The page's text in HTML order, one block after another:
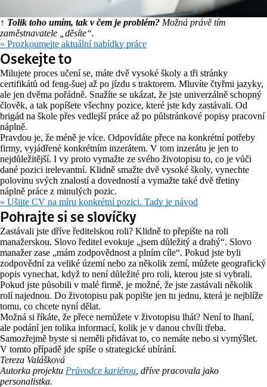
↑ Tolik toho umím, tak v čem je problém? Možná právě tím
zaměstnavatele „děsíte“.
» Prozkoumejte aktuální nabídky práce
Osekejte to
Milujete proces učení se, máte dvě vysoké školy a tři stránky
certifikátů od feng-šuej až po jízdu s traktorem. Mluvíte čtyřmi jazyky,
ale jen dvěma pořádně. Snažíte se ukázat, že jste univerzálně schopný
člověk, a tak popíšete všechny pozice, které jste kdy zastávali. Od
brigád na škole přes vedlejší práce až po půlstránkové popisy pracovní
náplně.
Pravdou je, že méně je více. Odpovídáte přece na konkrétní potřeby
firmy, vyjádřené konkrétním inzerátem. V tom inzerátu je jen to
nejdůležitější. I vy proto vymažte ze svého životopisu to, co je vůči
dané pozici irelevantní. Klidně smažte dvě vysoké školy, vynechte
polovinu svých znalostí a dovedností a vymažte také dvě třetiny
náplně práce z minulých pozic.
» Ušijte CV na míru konkrétní pozici. Tady je návod
Pohrajte si se slovíčky
Zastávali jste dříve ředitelskou roli? Klidně to přepište na roli
manažerskou. Slovo ředitel evokuje „jsem důležitý a drahý“. Slovo
manažer zase „mám zodpovědnost a plním cíle“. Pokud jste byli
zodpovědní za veliké území nebo za několik zemí, můžete geografický
popis vynechat, když to není důležité pro roli, kterou jste si vybrali.
Pokud jste působili v malé firmě, je možné, že jste zastávali několik
rolí najednou. Do životopisu pak popište jen tu jednu, která je nejblíže
tomu, co chcete nyní dělat.
Možná si říkáte, že přece nemůžete v životopisu lhát? Není to lhaní,
ale podání jen tolika informací, kolik je v danou chvíli třeba.
Samozřejmě byste si neměli přidávat to, co nemáte nebo si vymýšlet.
V tomto případě jde spíše o strategické ubírání.
Tereza Valášková
Autorka projektu Průvodce kariérou , dříve pracovala jako
personalistka.